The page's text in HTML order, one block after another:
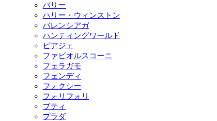
バリー
ハリー・ウィンストン
バレンシアガ
ハンティングワールド
ピアジェ
ファビオルスコーニ
フェラガモ
フェンディ
フォクシー
フォリフォリ
ブティ
プラダ